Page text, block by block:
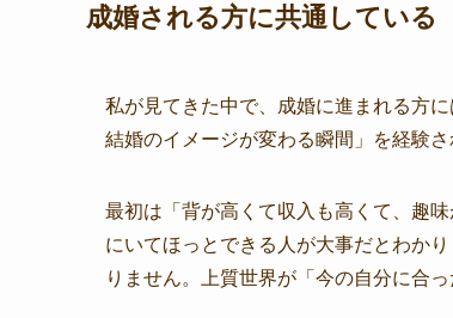
成婚される方に共通している
私が見てきた中で、成婚に進まれる方
結婚のイメージが変わる瞬間」を経験さ
最初は「背が高くて収入も高くて、趣
にいてほっとできる人が大事だとわか
りません。上質世界が「今の自分に合